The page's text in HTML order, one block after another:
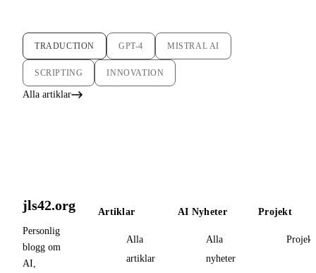
TRADUCTION GPT-4 MISTRAL AI
SCRIPTING INNOVATION
Alla artiklar
jls42.org
Personlig
blogg om
AI,
Artiklar
Alla
artiklar
AI Nyheter
Alla
nyheter
Projekt
Projekt